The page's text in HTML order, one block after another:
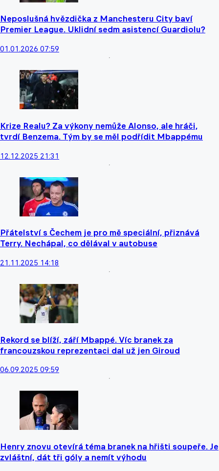
Neposlušná hvězdička z Manchesteru City baví
Premier League. Uklidní sedm asistencí Guardiolu?
01.01.2026 07:59
Krize Realu? Za výkony nemůže Alonso, ale hráči,
tvrdí Benzema. Tým by se měl podřídit Mbappému
12.12.2025 21:31
Přátelství s Čechem je pro mě speciální, přiznává
Terry. Nechápal, co dělával v autobuse
21.11.2025 14:18
Rekord se blíží, září Mbappé. Víc branek za
francouzskou reprezentaci dal už jen Giroud
06.09.2025 09:59
Henry znovu otevírá téma branek na hřišti soupeře. Je
zvláštní, dát tři góly a nemít výhodu